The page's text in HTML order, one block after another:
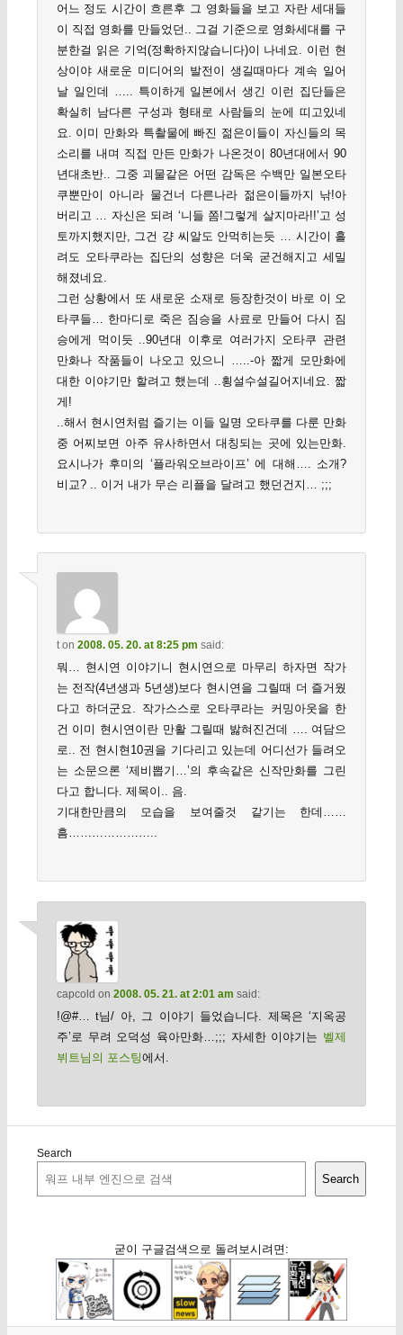
어느 정도 시간이 흐른후 그 영화들을 보고 자란 세대들
이 직접 영화를 만들었던.. 그걸 기준으로 영화세대를 구
분한걸 읽은 기억(정확하지않습니다)이 나네요. 이런 현
상이야 새로운 미디어의 발전이 생길때마다 계속 일어
날 일인데 ….. 특이하게 일본에서 생긴 이런 집단들은
확실히 남다른 구성과 형태로 사람들의 눈에 띠고있네
요. 이미 만화와 특촬물에 빠진 젊은이들이 자신들의 목
소리를 내며 직접 만든 만화가 나온것이 80년대에서 90
년대초반.. 그중 괴물같은 어떤 감독은 수백만 일본오타
쿠뿐만이 아니라 물건너 다른나라 젊은이들까지 낚!아
버리고 … 자신은 되려 ‘니들 쫌!그렇게 살지마라!!’고 성
토까지했지만, 그건 걍 씨알도 안먹히는듯 … 시간이 흘
려도 오타쿠라는 집단의 성향은 더욱 굳건해지고 세밀
해졌네요.
그런 상황에서 또 새로운 소재로 등장한것이 바로 이 오
타쿠들… 한마디로 죽은 짐승을 사료로 만들어 다시 짐
승에게 먹이듯 ..90년대 이후로 여러가지 오타쿠 관련
만화나 작품들이 나오고 있으니 …..-아 짧게 모만화에
대한 이야기만 할려고 했는데 ..횡설수설길어지네요. 짧
게!
..해서 현시연처럼 즐기는 이들 일명 오타쿠를 다룬 만화
중 어찌보면 아주 유사하면서 대칭되는 곳에 있는만화.
요시나가 후미의 ‘플라워오브라이프’ 에 대해…. 소개?
비교? .. 이거 내가 무슨 리플을 달려고 했던건지… ;;;
ton 2008. 05. 20. at 8:25 pm said:
뭐… 현시연 이야기니 현시연으로 마무리 하자면 작가
는 전작(4년생과 5년생)보다 현시연을 그릴때 더 즐거웠
다고 하더군요. 작가스스로 오타쿠라는 커밍아웃을 한
건 이미 현시연이란 만활 그릴때 밣혀진건데 …. 여담으
로.. 전 현시현10권을 기다리고 있는데 어디선가 들려오
는 소문으론 ‘제비뽑기…’의 후속같은 신작만화를 그린
다고 합니다. 제목이.. 음.
기대한만큼의 모습을 보여줄것 같기는 한데……
흠…………………..
capcold on 2008. 05. 21. at 2:01 am said:
!@#… t님/ 아, 그 이야기 들었습니다. 제목은 ‘지옥공
주’로 무려 오덕성 육아만화…;;; 자세한 이야기는 벨제
뷔트님의 포스팅에서.
Search
Search
굳이 구글검색으로 돌려보시려면: